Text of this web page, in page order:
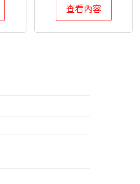
查看內容